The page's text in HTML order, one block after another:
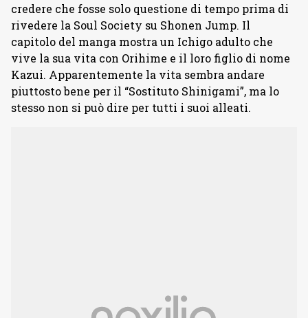
credere che fosse solo questione di tempo prima di
rivedere la Soul Society su Shonen Jump. Il
capitolo del manga mostra un Ichigo adulto che
vive la sua vita con Orihime e il loro figlio di nome
Kazui. Apparentemente la vita sembra andare
piuttosto bene per il “Sostituto Shinigami”, ma lo
stesso non si può dire per tutti i suoi alleati.